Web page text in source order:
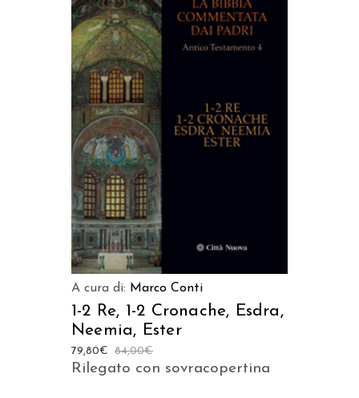
AGGIUNGI AL CARRELLO
A cura di: Marco Conti
1-2 Re, 1-2 Cronache, Esdra,
Neemia, Ester
84,00€
79,80€
Rilegato con sovracopertina